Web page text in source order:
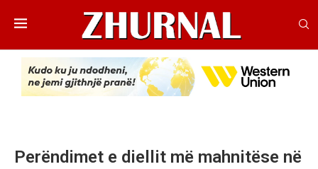
Perëndimet e diellit më mahnitëse në